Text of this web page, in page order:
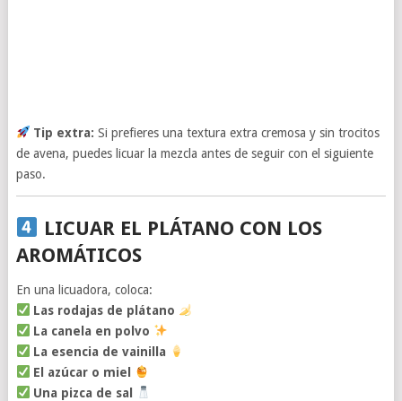
Tip extra: Si prefieres una textura extra cremosa y sin trocitos
de avena, puedes licuar la mezcla antes de seguir con el siguiente
paso.
LICUAR EL PLÁTANO CON LOS
AROMÁTICOS
En una licuadora, coloca:
Las rodajas de plátano
La canela en polvo
La esencia de vainilla
El azúcar o miel
Una pizca de sal